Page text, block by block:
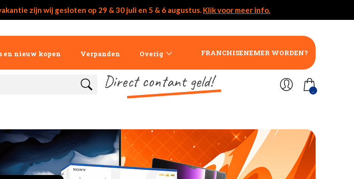
zijn wij gesloten op 29 & 30 juli en 5 & 6 augustus. Klik voor meer info.
en nieuw kopen Verpanden Overig FRANCHISENEMER WORDEN?
Direct contant geld! ..